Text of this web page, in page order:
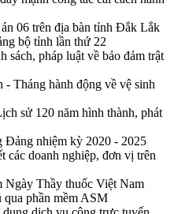
06 trên địa bàn tỉnh Đắk Lắk
bộ tỉnh lần thứ 22
sách, pháp luật về bảo đảm trật
- Tháng hành động về vệ sinh
sử 120 năm hình thành, phát
Đảng nhiệm kỳ 2020 - 2025
các doanh nghiệp, đơn vị trên
Ngày Thầy thuốc Việt Nam
phần mềm ASM